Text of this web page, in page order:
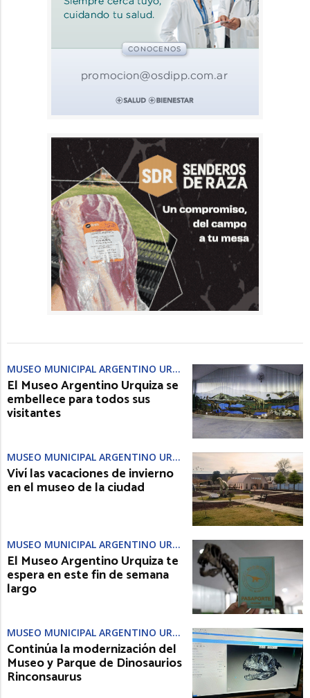
MUSEO MUNICIPAL ARGENTINO URQUIZA
El Museo Argentino Urquiza se
embellece para todos sus
visitantes
MUSEO MUNICIPAL ARGENTINO URQUIZA
Viví las vacaciones de invierno
en el museo de la ciudad
MUSEO MUNICIPAL ARGENTINO URQUIZA
El Museo Argentino Urquiza te
espera en este fin de semana
largo
MUSEO MUNICIPAL ARGENTINO URQUIZA
Continúa la modernización del
Museo y Parque de Dinosaurios
Rinconsaurus